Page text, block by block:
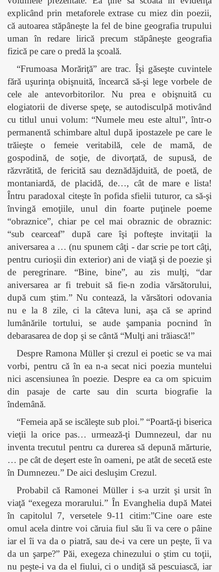
explicând prin metaforele extrase cu miez din poezii,
că autoarea stăpâneşte la fel de bine geografia trupului
uman în redare lirică precum stăpâneşte geografia
fizică pe care o predă la şcoală.
“Frumoasa Morăriţă” are trac. Îşi găseşte cuvintele
fără uşurinţa obişnuită, încearcă să-şi lege vorbele de
cele ale antevorbitorilor. Nu prea e obişnuită cu
elogiatorii de diverse speţe, se autodisculpă motivând
cu titlul unui volum: “Numele meu este altul”, într-o
permanentă schimbare altul după ipostazele pe care le
trăieşte o femeie veritabilă, cele de mamă, de
gospodină, de soţie, de divorţată, de supusă, de
răzvrătită, de fericită sau deznădăjduită, de poetă, de
montaniardă, de placidă, de…, cât de mare e lista!
Întru paradoxal citeşte în pofida sfielii tuturor, ca să-şi
învingă emoţiile, unul din foarte puţinele poeme
“obraznice”, chiar pe cel mai obraznic de obraznic:
“sub cearceaf” după care îşi pofteşte invitaţii la
aniversarea a … (nu spunem câţi - dar scrie pe tort câţi,
pentru curioşii din exterior) ani de viaţă şi de poezie şi
de peregrinare. “Bine, bine”, au zis mulţi, “dar
aniversarea ar fi trebuit să fie-n zodia vărsătorului,
după cum ştim.” Nu contează, la vărsători odovania
nu e la 8 zile, ci la câteva luni, aşa că se aprind
lumânările tortului, se aude şampania pocnind în
debarasarea de dop şi se cântă “Mulţi ani trăiască!”
Despre Ramona Müllerşi crezul ei poetic se va mai
vorbi, pentru că în ea n-a secat nici poezia muntelui
nici ascensiunea în poezie. Despre ea ca om spicuim
din pasaje de carte sau din scurta biografie la
îndemână.
“Femeia apă se iscăleşte sub ploi.” “Poartă-ţi biserica
vieţii la orice pas… urmează-ţi Dumnezeul, dar nu
inventa trecutul pentru ca durerea să depună mărturie,
… pe cât de deşert este în oameni, pe atât de secetă este
în Dumnezeu.” De aici desluşim Crezul.
Probabil că Ramonei Mülleri s-a urzit şi ursit în
viaţă “exegeza morarului.” În Evanghelia după Matei
în capitolul 7, versetele 9-11 citim:”Cine oare este
omul acela dintre voi căruia fiul său îi va cere o pâine
iar el îi va da o piatră, sau de-i va cere un peşte, îi va
da un şarpe?” Păi, exegeza chinezului o ştim cu toţii,
nu peşte-i va da el fiului, ci o undiţă să pescuiască, iar